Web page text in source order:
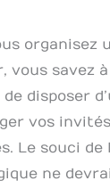
organisez
vous savez
disposer
vos
Le souci de
ne